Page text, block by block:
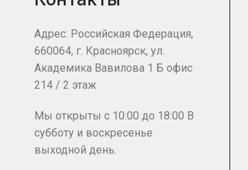
Адрес: Российская Федерация,
660064, г. Красноярск, ул.
Академика Вавилова 1 Б офис
214 / 2 этаж
Мы открыты с 10:00 до 18:00 В
субботу и воскресенье
выходной день.